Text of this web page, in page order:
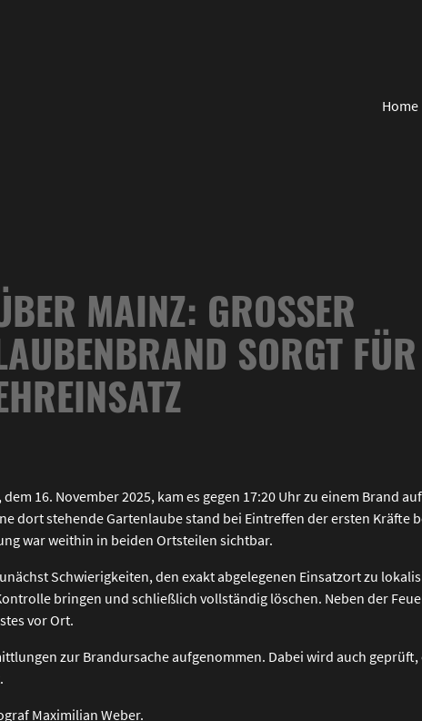
Home
MAINZ: GROSSER G
SORGT FÜR F
16. November 2025, kam es gegen 17:20 Uhr zu einem Brand
dort stehende Gartenlaube stand bei Eintreffen der ersten Kräfte
war weithin in beiden Ortsteilen sichtbar.
Schwierigkeiten, den exakt abgelegenen Einsatzort zu
bringen und schließlich vollständig löschen. Neben der
vor Ort.
zur Brandursache aufgenommen. Dabei wird auch
Maximilian Weber.